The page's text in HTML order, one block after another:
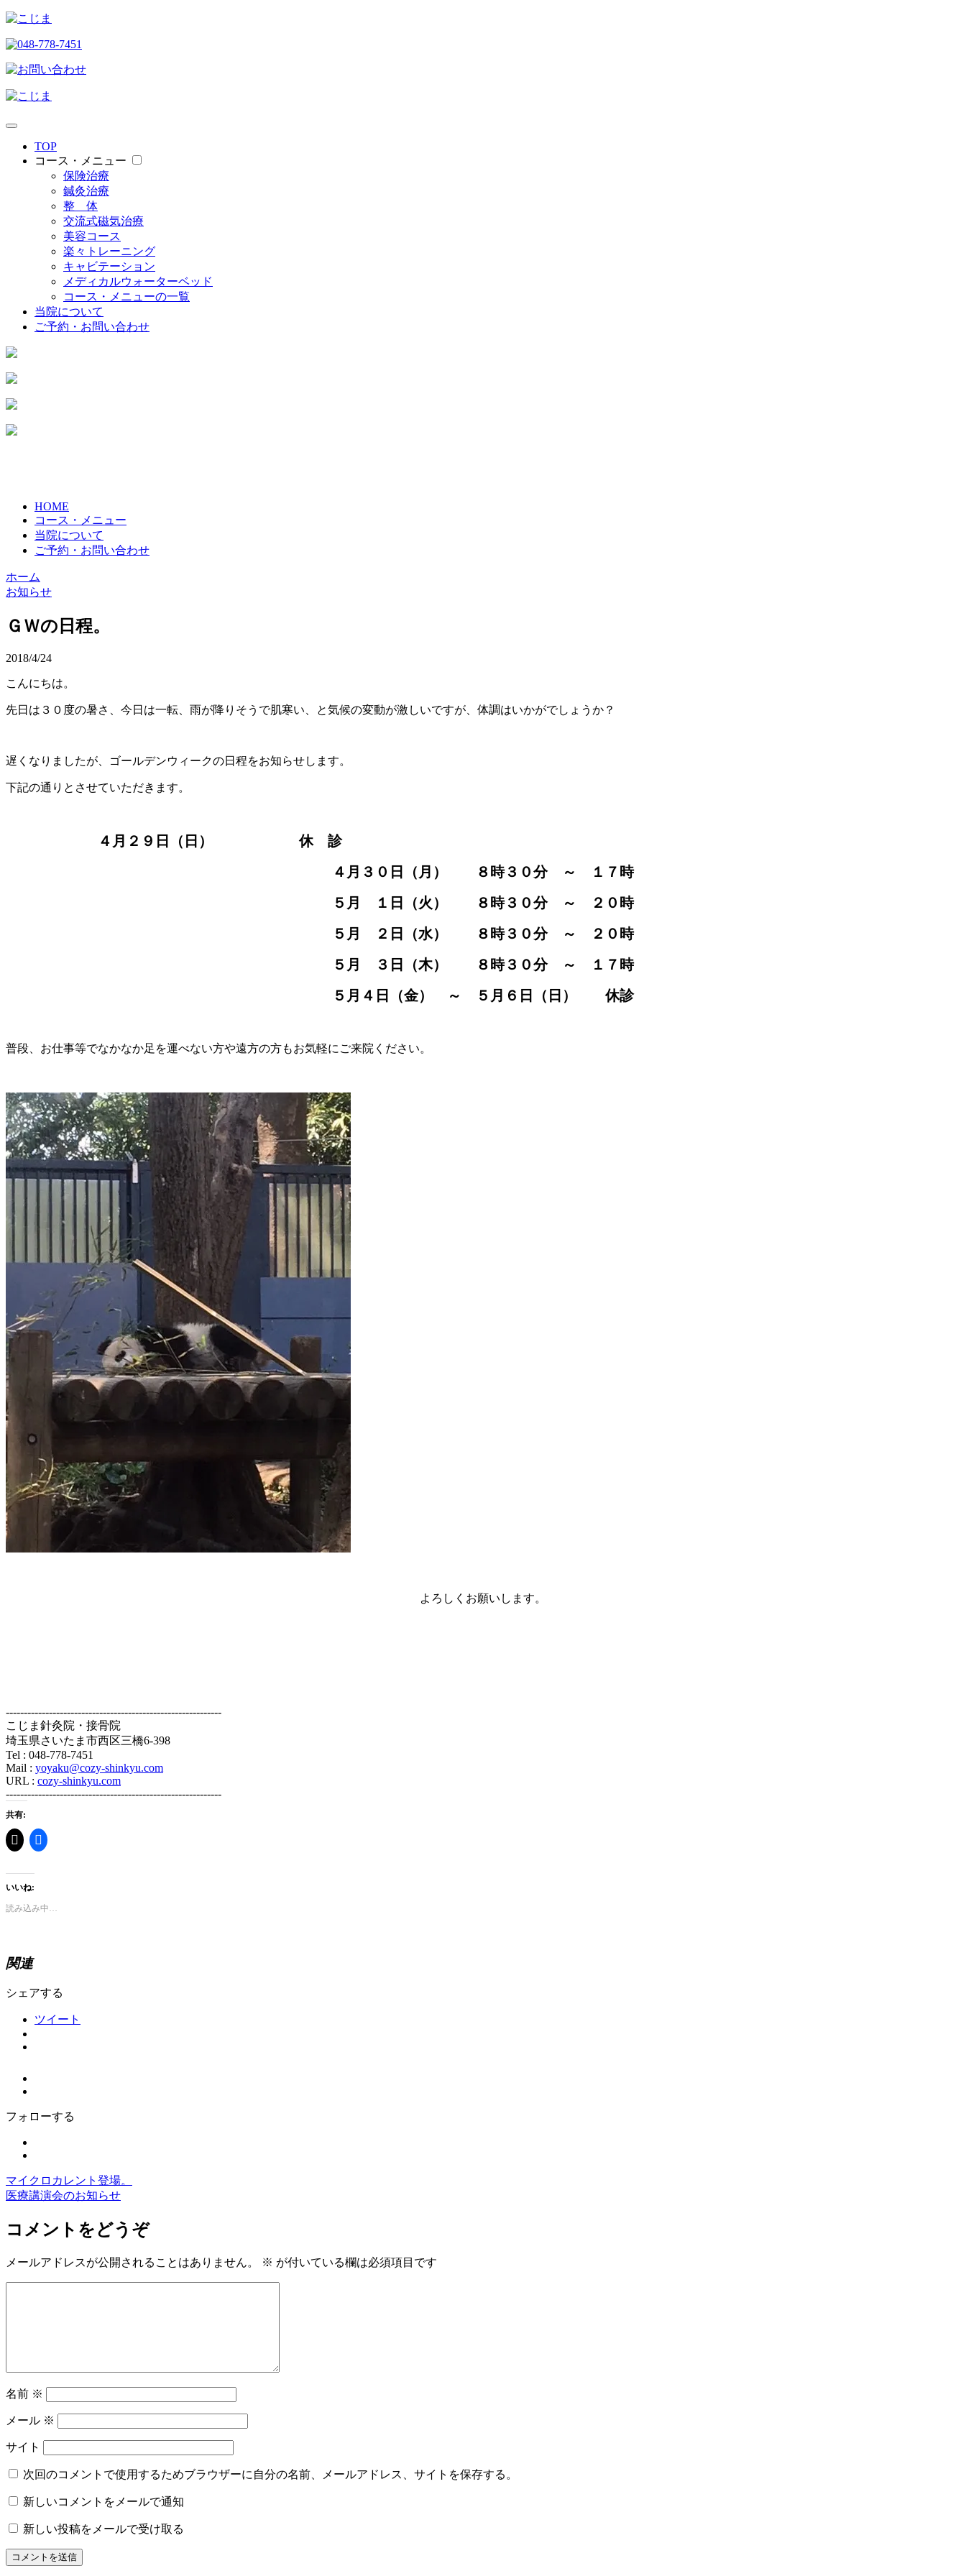
TOP
コース・メニュー
保険治療
鍼灸治療
整 体
交流式磁気治療
美容コース
楽々トレーニング
キャビテーション
メディカルウォーターベッド
コース・メニューの一覧
当院について
ご予約・お問い合わせ
HOME
コース・メニュー
当院について
ご予約・お問い合わせ
ホーム
お知らせ
ＧＷの日程。
2018/4/24
こんにちは。
先日は３０度の暑さ、今日は一転、雨が降りそうで肌寒い、と気候の変動が激しいですが、体調はいかがでしょうか？
遅くなりましたが、ゴールデンウィークの日程をお知らせします。
下記の通りとさせていただきます。
４月２９日（日） 休 診
４月３０日（月） ８時３０分 ～ １７時
５月 １日（火） ８時３０分 ～ ２０時
５月 ２日（水） ８時３０分 ～ ２０時
５月 ３日（木） ８時３０分 ～ １７時
５月４日（金） ～ ５月６日（日） 休診
普段、お仕事等でなかなか足を運べない方や遠方の方もお気軽にご来院ください。
よろしくお願いします。
------------------------------------------------------------
こじま針灸院・接骨院
埼玉県さいたま市西区三橋6-398
Tel : 048-778-7451
Mail : yoyaku@cozy-shinkyu.com
URL : cozy-shinkyu.com
------------------------------------------------------------
共有:
いいね:
読み込み中…
関連
シェアする
ツイート
フォローする
マイクロカレント登場。
医療講演会のお知らせ
コメントをどうぞ
メールアドレスが公開されることはありません。 ※ が付いている欄は必須項目です
名前 ※
メール ※
サイト
次回のコメントで使用するためブラウザーに自分の名前、メールアドレス、サイトを保存する。
新しいコメントをメールで通知
新しい投稿をメールで受け取る